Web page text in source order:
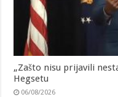
„Zašto nisu prijavili
Hegsetu
06/08/2026